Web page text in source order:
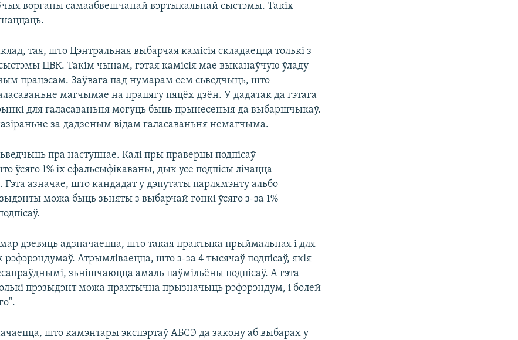
ворганы самаабвешчанай вэртыкальнай сыстэмы. Такіх
тая, што Цэнтральная выбарчая камісія складаецца толькі з
ЦВК. Такім чынам, гэтая камісія мае выканаўчую ўладу
працэсам. Заўвага пад нумарам сем сьведчыць, што
магчымае на працягу пяцёх дзён. У дадатак да гэтага
для галасаваньня могуць быць прынесеныя да выбаршчыкаў.
за дадзеным відам галасаваньня немагчыма.
пра наступнае. Калі пры праверцы подпісаў
ўсяго 1% іх сфальсыфікаваны, дык усе подпісы лічацца
азначае, што кандадат у дэпутаты парлямэнту альбо
можа быць зьняты з выбарчай гонкі ўсяго з-за 1%
дзевяць адзначаецца, што такая практыка прыймальная і для
рэфэрэндумаў. Атрымліваецца, што з-за 4 тысячаў подпісаў, якія
зьнішчаюцца амаль паўмільёны подпісаў. А гэта
прэзыдэнт можа практычна прызначыць рэфэрэндум, і болей
што камэнтары экспэртаў АБСЭ да закону аб выбарах у